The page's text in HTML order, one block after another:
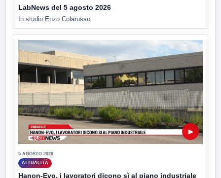
LabNews del 5 agosto 2026
In studio Enzo Colarusso
▶
5 AGOSTO 2026
ATTUALITÀ
Hanon-Evo, i lavoratori dicono sì al piano industriale